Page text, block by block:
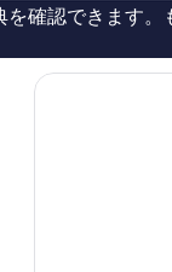
確認できます